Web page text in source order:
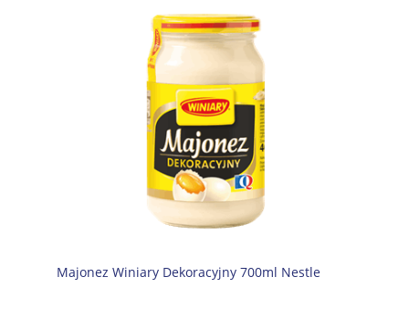
Majonez Winiary Dekoracyjny 700ml Nestle